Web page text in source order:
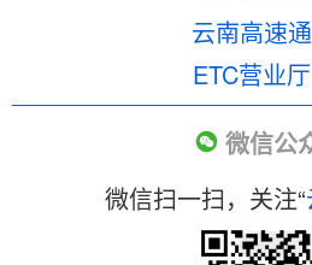
云南高速通
ETC营业厅
微信公
微信扫一扫，关注“